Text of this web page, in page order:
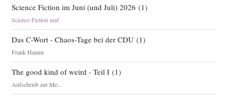
Science Fiction im Juni (und Juli) 2026 (1)
Science Fiction und
Das C-Wort - Chaos-Tage bei der CDU(1)
Frank Hamm
The good kind of weird - Teil I(1)
Aufschrieb zur Me...